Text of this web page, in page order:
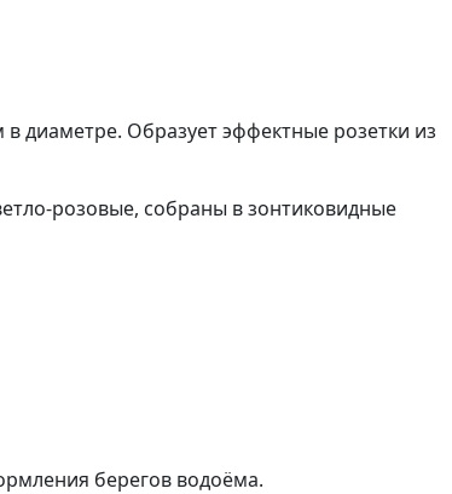
диаметре. Образует эффектные розетки из
розовые, собраны в зонтиковидные
берегов водоёма.